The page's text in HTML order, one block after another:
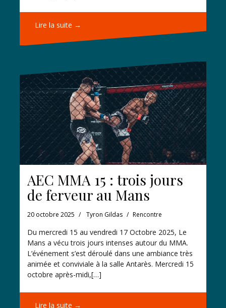
Lire la suite →
AEC MMA 15 : trois jours
de ferveur au Mans
20 octobre 2025 Tyron Gildas Rencontre
Du mercredi 15 au vendredi 17 Octobre 2025, Le
Mans a vécu trois jours intenses autour du MMA.
L’événement s’est déroulé dans une ambiance très
animée et conviviale à la salle Antarès. Mercredi 15
octobre après-midi,[…]
Lire la suite →